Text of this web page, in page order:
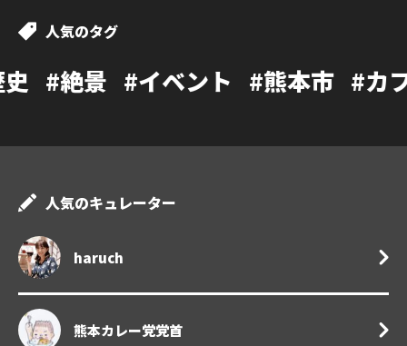
人気のタグ
#イベント #熊本市 #カフェ #温
人気のキュレーター
haruch
熊本カレー党党首